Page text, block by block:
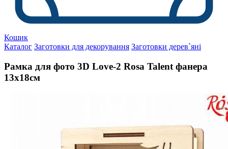
Кошик
Каталог Заготовки для декорування Заготовки дерев`яні
Рамка для фото 3D Love-2 Rosa Talent фанера
13х18см